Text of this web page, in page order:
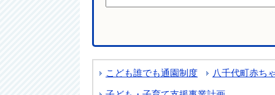
こども誰でも通園制度 八千代町赤ち